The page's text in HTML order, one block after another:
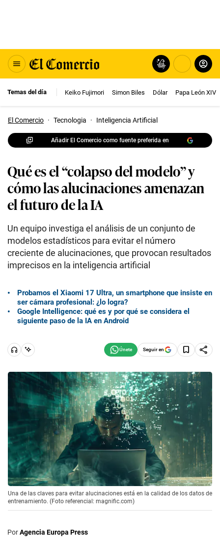
Temas del día Keiko Fujimori Simon Biles Dólar Papa León XIV
El Comercio · Tecnologia · Inteligencia Artificial
Añadir El Comercio como fuente preferida en
Qué es el “colapso del modelo” y
cómo las alucinaciones amenazan
el futuro de la IA
Un equipo investiga el análisis de un conjunto de
modelos estadísticos para evitar el número
creciente de alucinaciones, que provocan resultados
imprecisos en la inteligencia artificial
Probamos el Xiaomi 17 Ultra, un smartphone que insiste en
ser cámara profesional: ¿lo logra?
Google Intelligence: qué es y por qué se considera el
siguiente paso de la IA en Android
Seguir en
Una de las claves para evitar alucinaciones está en la calidad de los datos de
entrenamiento. (Foto referencial: magnific.com)
PorAgencia Europa Press